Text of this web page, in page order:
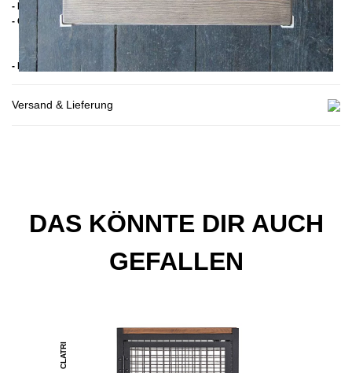
- Holz: Kiefer grau gebeizt
- Gestell:
> Stahl Schwarz, Weiß, Gelb oder Rot pulverbeschichtet
> Unbehandelter Stahl mit Klarlack
- Handmade
Versand & Lieferung
DAS KÖNNTE DIR AUCH
GEFALLEN
CLATRI